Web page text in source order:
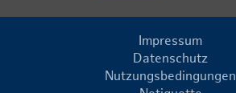
Impressum
Datenschutz
Nutzungsbedingungen